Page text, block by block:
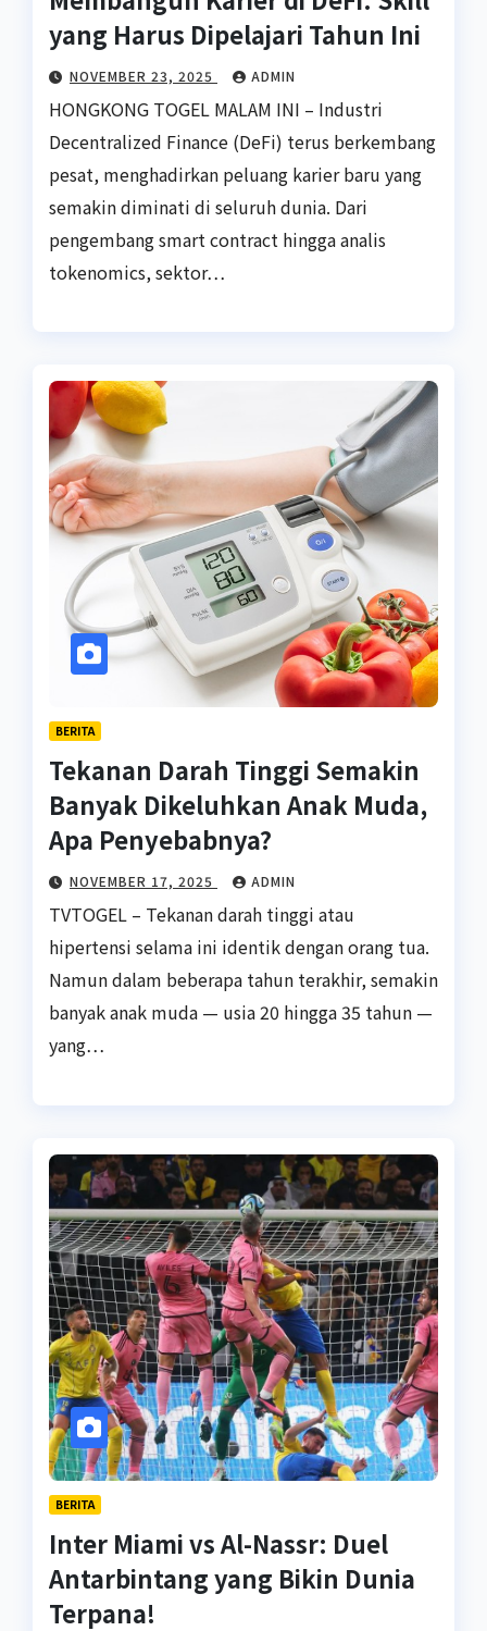
yang Harus Dipelajari Tahun Ini
NOVEMBER 23, 2025 ADMIN
HONGKONG TOGEL MALAM INI – Industri
Decentralized Finance (DeFi) terus berkembang
pesat, menghadirkan peluang karier baru yang
semakin diminati di seluruh dunia. Dari
pengembang smart contract hingga analis
tokenomics, sektor…
BERITA
Tekanan Darah Tinggi Semakin
Banyak Dikeluhkan Anak Muda,
Apa Penyebabnya?
NOVEMBER 17, 2025 ADMIN
TVTOGEL – Tekanan darah tinggi atau
hipertensi selama ini identik dengan orang tua.
Namun dalam beberapa tahun terakhir, semakin
banyak anak muda — usia 20 hingga 35 tahun —
yang…
BERITA
Inter Miami vs Al-Nassr: Duel
Antarbintang yang Bikin Dunia
Terpana!